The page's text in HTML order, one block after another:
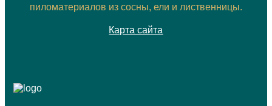
пиломатериалов из сосны, ели и лиственницы.
Карта сайта